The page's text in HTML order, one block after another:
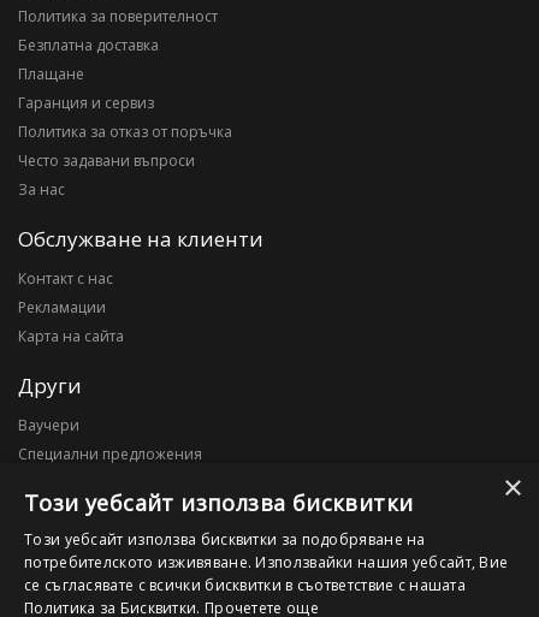
Политика за поверителност
Безплатна доставка
Плащане
Гаранция и сервиз
Политика за отказ от поръчка
Често задавани въпроси
За нас
Обслужване на клиенти
Контакт с нас
Рекламации
Карта на сайта
Други
Ваучери
Специални предложения
Моят профил
Моят профил
История на поръчките
×
Този уебсайт използва бисквитки
Този уебсайт използва бисквитки за подобряване на
потребителското изживяване. Използвайки нашия уебсайт, Вие
се съгласявате с всички бисквитки в съответствие с нашата
Политика за Бисквитки. Прочетете още